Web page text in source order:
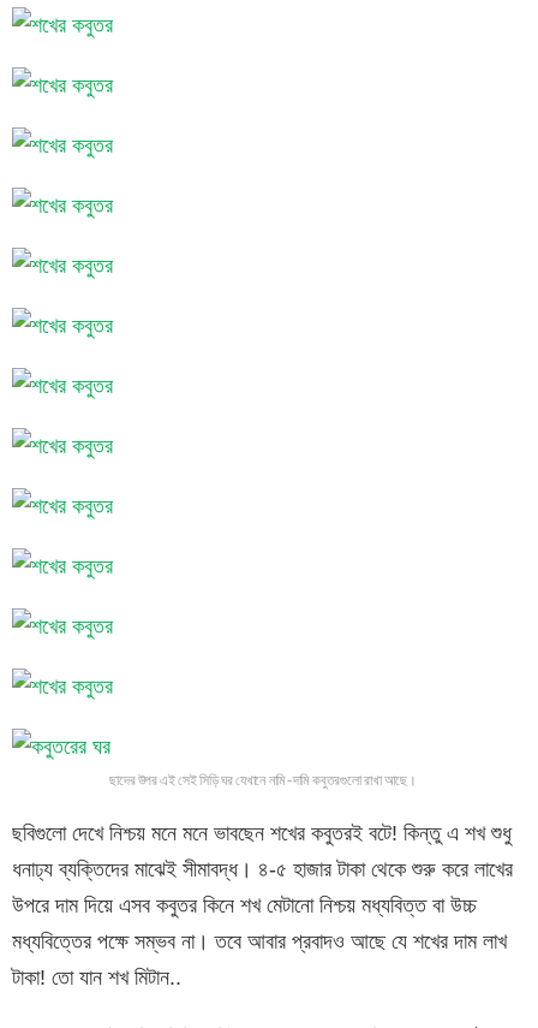
ছাদের উপর এই সেই সিড়ি ঘর যেখানে নামি-দামি কবুতরগুলো রাখা আছে।
ছবিগুলো দেখে নিশ্চয় মনে মনে ভাবছেন শখের কবুতরই বটে! কিন্তু এ শখ শুধু
ধনাঢ্য ব্যক্তিদের মাঝেই সীমাবদ্ধ। ৪-৫ হাজার টাকা থেকে শুরু করে লাখের
উপরে দাম দিয়ে এসব কবুতর কিনে শখ মেটানো নিশ্চয় মধ্যবিত্ত বা উচ্চ
মধ্যবিত্তের পক্ষে সম্ভব না। তবে আবার প্রবাদও আছে যে শখের দাম লাখ
টাকা! তো যান শখ মিটান..